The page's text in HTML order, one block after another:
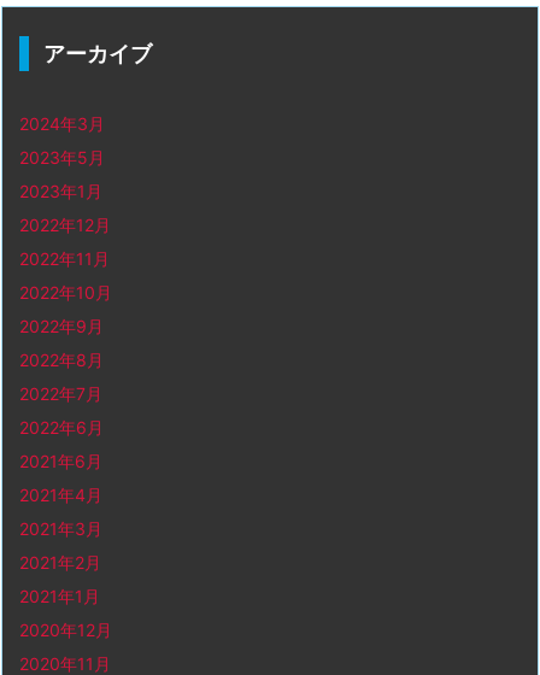
アーカイブ
2024年3月
2023年5月
2023年1月
2022年12月
2022年11月
2022年10月
2022年9月
2022年8月
2022年7月
2022年6月
2021年6月
2021年4月
2021年3月
2021年2月
2021年1月
2020年12月
2020年11月